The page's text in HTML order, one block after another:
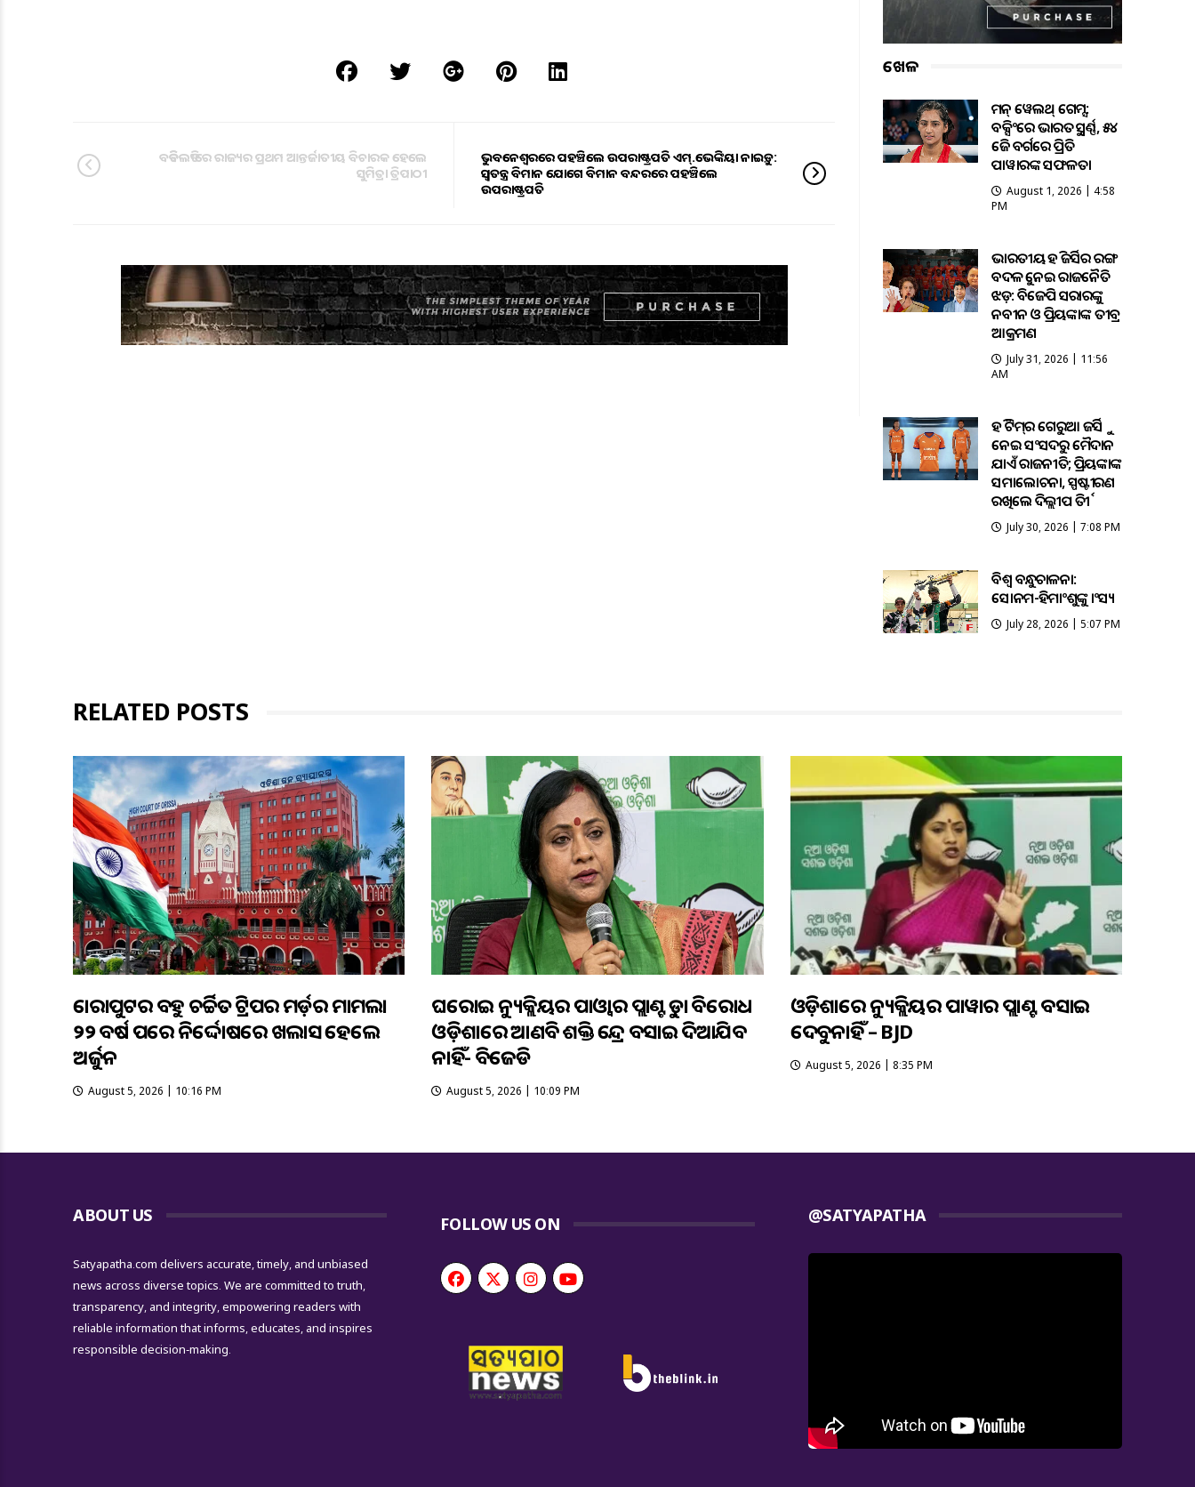
ବଡିବିଲଡିଂରେ ରାଜ୍ୟର ପ୍ରଥମ ଆନ୍ତର୍ଜାତୀୟ ବିଚାରକ ହେଲେ
ସୁମିତ୍ରା ତ୍ରିପାଠୀ
ଭୁବନେଶ୍ବରରେ ପହଞ୍ଚିଲେ ଉପରାଷ୍ଟ୍ରପତି ଏମ୍.ଭେଙ୍କିୟା ନାଇଡ଼ୁ:
ସ୍ୱତନ୍ତ୍ର ବିମାନ ଯୋଗେ ବିମାନ ବନ୍ଦରରେ ପହଞ୍ଚିଲେ
ଉପରାଷ୍ଟ୍ରପତି
ଖେଳ
କମନ୍ ୱେଲଥ୍ ଗେମ୍ସ:
ବକ୍ସିଂରେ ଭାରତକୁ ସ୍ବର୍ଣ୍ଣ, ୫୪
କେଜି ବର୍ଗରେ ପ୍ରିତି
ପାୱାରଙ୍କ ସଫଳତା
August 1, 2026 | 4:58
PM
ଭାରତୀୟ ହକି ଜର୍ସିର ରଙ୍ଗ
ବଦଳକୁ ନେଇ ରାଜନୈତିକ
ଝଡ଼: ବିଜେପି ସରକାରଙ୍କୁ
ନବୀନ ଓ ପ୍ରିୟଙ୍କାଙ୍କ ତୀବ୍ର
ଆକ୍ରମଣ
July 31, 2026 | 11:56
AM
ହକି ଟିମ୍‌ର ଗେରୁଆ ଜର୍ସିକୁ
ନେଇ ସଂସଦରୁ ମୈଦାନ
ଯାଏଁ ରାଜନୀତି; ପ୍ରିୟଙ୍କାଙ୍କ
ସମାଲୋଚନା, ସ୍ପଷ୍ଟୀକରଣ
ରଖିଲେ ଦିଲ୍ଲୀପ ତିର୍କୀ
July 30, 2026 | 7:08 PM
ବିଶ୍ବ ବନ୍ଧୁକଚାଳନା:
ସୋନମ-ହିମାଂଶୁଙ୍କୁ କାଂସ୍ୟ
July 28, 2026 | 5:07 PM
RELATED POSTS
କୋରାପୁଟର ବହୁ ଚର୍ଚ୍ଚିତ ଟ୍ରିପର ମର୍ଡ଼ର ମାମଲା
୨୨ ବର୍ଷ ପରେ ନିର୍ଦ୍ଦୋଷରେ ଖଲାସ ହେଲେ
ଅର୍ଜୁନ
August 5, 2026 | 10:16 PM
ଘରୋଇ ନ୍ୟୁକ୍ଲିୟର ପାଓ୍ବାର ପ୍ଲାଣ୍ଟକୁ କଡ଼ା ବିରୋଧ
ଓଡ଼ିଶାରେ ଆଣବିକ ଶକ୍ତି କେନ୍ଦ୍ର ବସାଇ ଦିଆଯିବ
ନାହିଁ- ବିଜେଡି
August 5, 2026 | 10:09 PM
ଓଡ଼ିଶାରେ ନ୍ୟୁକ୍ଲିୟର ପାୱାର ପ୍ଲାଣ୍ଟ ବସାଇ
ଦେବୁନାହିଁ – BJD
August 5, 2026 | 8:35 PM
ABOUT US
Satyapatha.com delivers accurate, timely, and unbiased
news across diverse topics. We are committed to truth,
transparency, and integrity, empowering readers with
reliable information that informs, educates, and inspires
responsible decision-making.
FOLLOW US ON @SATYAPATHA